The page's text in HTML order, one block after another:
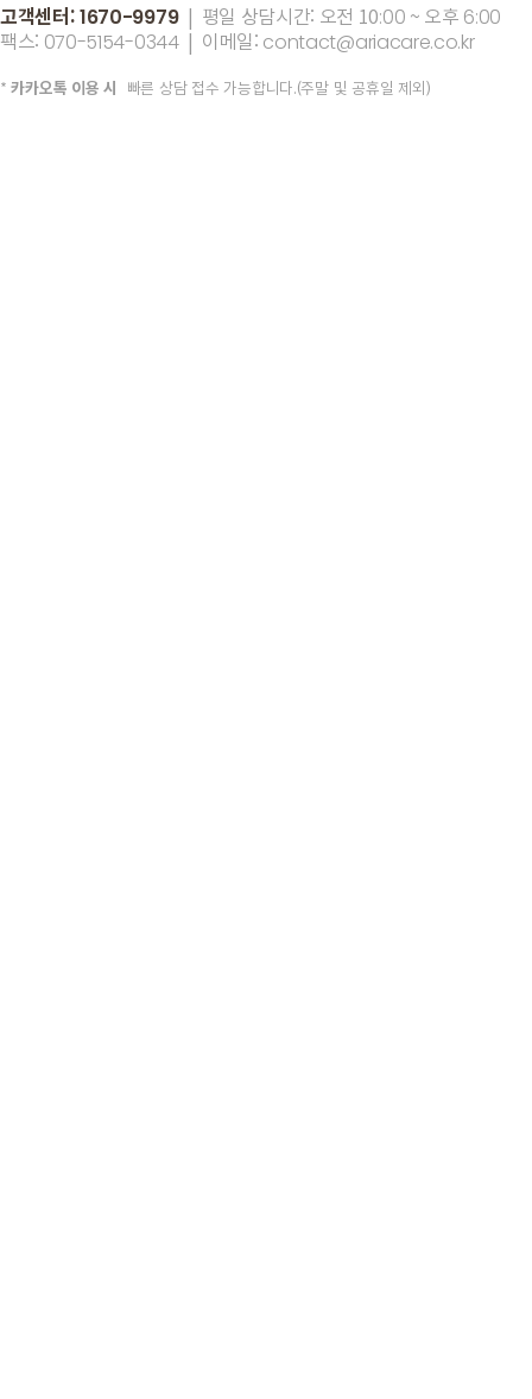
고객센터:1670-9979 | 평일 상담시간: 오전 10:00 ~ 오후 6:00
팩스: 070-5154-0344| 이메일: contact@ariacare.co.kr
*카카오톡 이용 시 빠른 상담 접수 가능합니다.(주말 및 공휴일 제외)